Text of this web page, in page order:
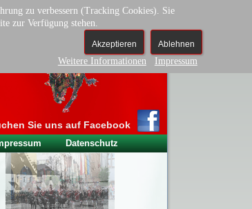
Sie uns auf Facebook
Datenschutz
zu verbessern (Tracking Cookies). Sie
zur Verfügung stehen.
Akzeptieren Ablehnen
Weitere Informationen Impressum